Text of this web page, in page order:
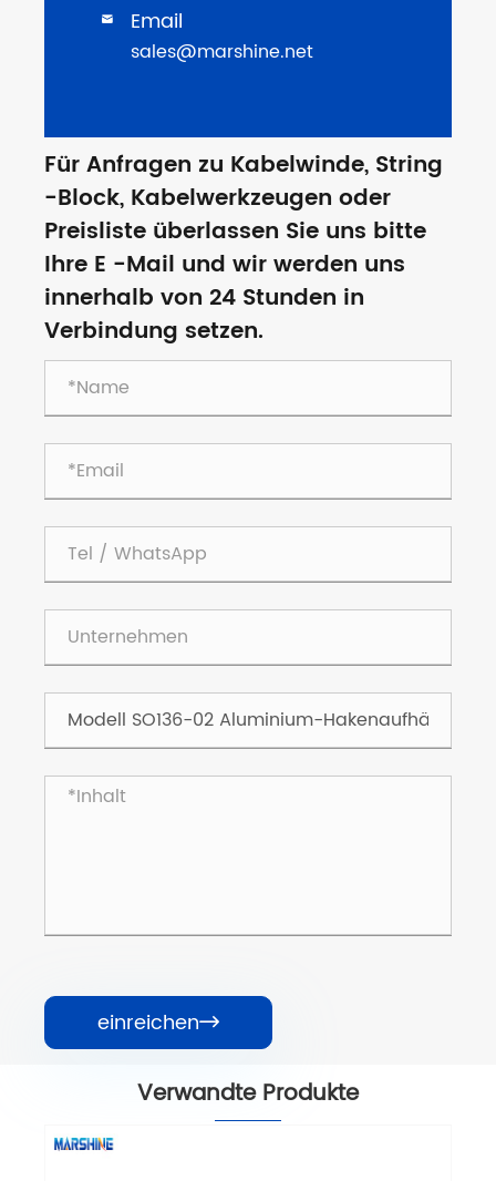
 Email
sales@marshine.net
Für Anfragen zu Kabelwinde, String
-Block, Kabelwerkzeugen oder
Preisliste überlassen Sie uns bitte
Ihre E -Mail und wir werden uns
innerhalb von 24 Stunden in
Verbindung setzen.
einreichen
Verwandte Produkte